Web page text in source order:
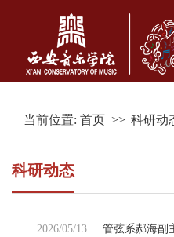
当前位置: 首页 >> 科研动
科研动态
2026/05/13 管弦系郝海副主任